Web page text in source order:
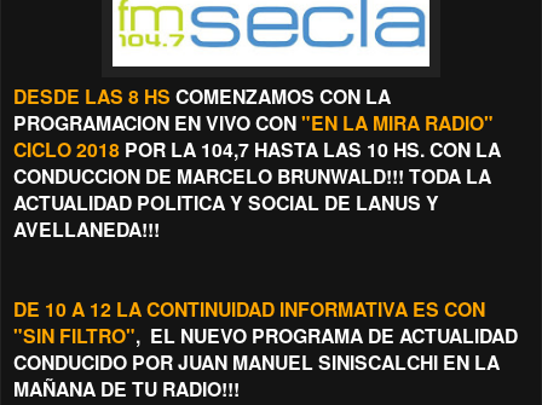
DESDE LAS 8 HS COMENZAMOS CON LA
PROGRAMACION EN VIVO CON"EN LA MIRA RADIO"
CICLO 2018 POR LA 104,7 HASTA LAS 10 HS. CON LA
CONDUCCION DE MARCELO BRUNWALD!!! TODA LA
ACTUALIDAD POLITICA Y SOCIAL DE LANUS Y
AVELLANEDA!!!
DE 10 A 12 LA CONTINUIDAD INFORMATIVA ES CON
"SIN FILTRO", EL NUEVO PROGRAMA DE ACTUALIDAD
CONDUCIDO POR JUAN MANUEL SINISCALCHI EN LA
MAÑANA DE TU RADIO!!!